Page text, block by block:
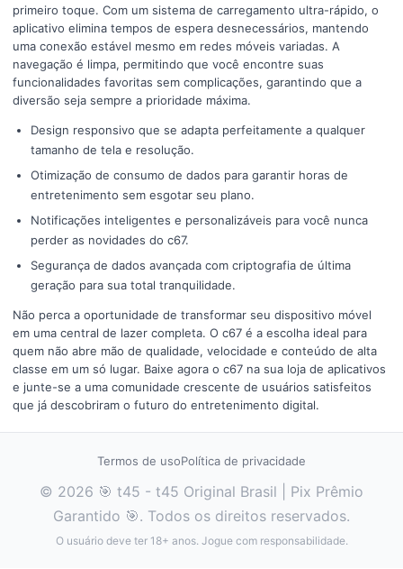
primeiro toque. Com um sistema de carregamento ultra-rápido, o
aplicativo elimina tempos de espera desnecessários, mantendo
uma conexão estável mesmo em redes móveis variadas. A
navegação é limpa, permitindo que você encontre suas
funcionalidades favoritas sem complicações, garantindo que a
diversão seja sempre a prioridade máxima.
Design responsivo que se adapta perfeitamente a qualquer
tamanho de tela e resolução.
Otimização de consumo de dados para garantir horas de
entretenimento sem esgotar seu plano.
Notificações inteligentes e personalizáveis para você nunca
perder as novidades do c67.
Segurança de dados avançada com criptografia de última
geração para sua total tranquilidade.
Não perca a oportunidade de transformar seu dispositivo móvel
em uma central de lazer completa. O c67 é a escolha ideal para
quem não abre mão de qualidade, velocidade e conteúdo de alta
classe em um só lugar. Baixe agora o c67 na sua loja de aplicativos
e junte-se a uma comunidade crescente de usuários satisfeitos
que já descobriram o futuro do entretenimento digital.
Termos de usoPolítica de privacidade
© 2026 🎯 t45 - t45 Original Brasil | Pix Prêmio
Garantido 🎯. Todos os direitos reservados.
O usuário deve ter 18+ anos. Jogue com responsabilidade.